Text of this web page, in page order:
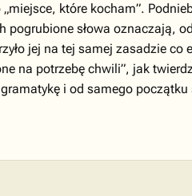
„miejsce, które kocham”.
pogrubione słowa oznaczają,
jej na tej samej zasadzie
na potrzebę chwili”, jak
i od samego